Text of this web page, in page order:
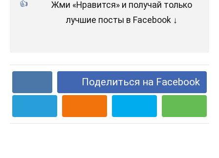
Жми «Нравится» и получай только
лучшие посты в Facebook ↓
Поделиться на Facebook